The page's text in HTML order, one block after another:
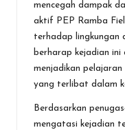
mencegah dampak
aktif PEP Ramba
terhadap lingkungan
berharap kejadian
menjadikan
yang terlibat dalam
Berdasarkan
mengatasi kejadian